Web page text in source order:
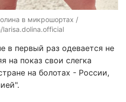
в микрошортах /
larisa.dolina.official
в первый раз одевается не
на показ свои слегка
на болотах - России,